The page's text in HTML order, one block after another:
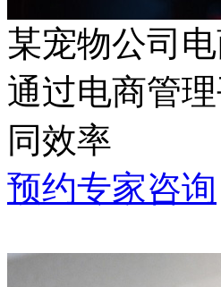
某宠物公司
通过电商管理
同效率
预约专家咨询